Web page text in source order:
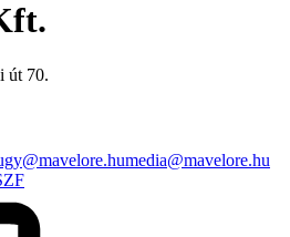
út 70.
media@mavelore.hu